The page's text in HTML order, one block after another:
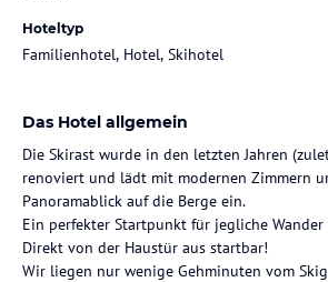
Hoteltyp
Familienhotel, Hotel, Skihotel
Das Hotel allgemein
Die Skirast wurde in den letzten Jahren
renoviert und lädt mit modernen Zimmern
Panoramablick auf die Berge ein.
Ein perfekter Startpunkt für jegliche
Direkt von der Haustür aus startbar!
Wir liegen nur wenige Gehminuten vom